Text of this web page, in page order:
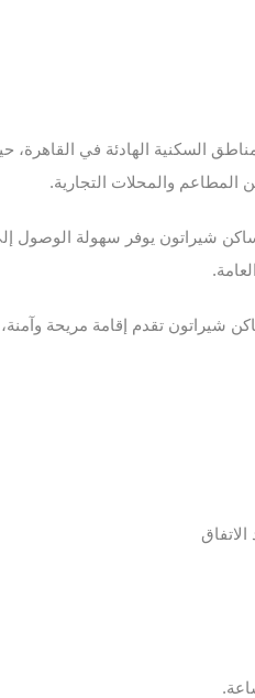
السكنية الهادئة في القاهرة،
المطاعم والمحلات التجارية.
شيراتون يوفر سهولة الوصول
تقدم إقامة مريحة